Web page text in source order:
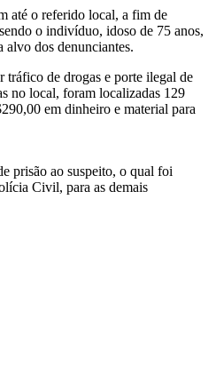
até o referido local, a fim de
o indivíduo, idoso de 75 anos,
alvo dos denunciantes.
tráfico de drogas e porte ilegal de
no local, foram localizadas 129
em dinheiro e material para
prisão ao suspeito, o qual foi
Civil, para as demais